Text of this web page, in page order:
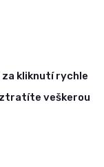
za kliknutí rychle
veškerou